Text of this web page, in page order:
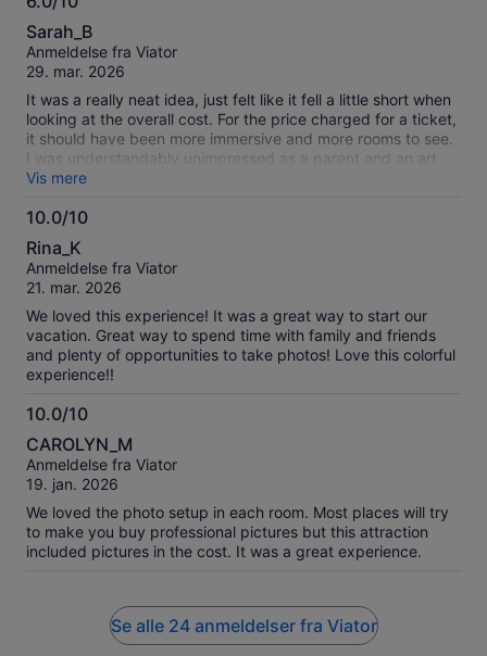
6.0
ud
af
Sarah_B
Anmeldelse fra Viator
29. mar. 2026
It was a really neat idea, just felt like it fell a little short when
looking at the overall cost. For the price charged for a ticket,
it should have been more immersive and more rooms to see.
I was understandably unimpressed as a parent and an art
teacher. Had so much potential!
Vis mere
10.0/10
10.0
ud
af
Rina_K
Anmeldelse fra Viator
21. mar. 2026
We loved this experience! It was a great way to start our
vacation. Great way to spend time with family and friends
and plenty of opportunities to take photos! Love this colorful
experience!!
10.0/10
10.0
ud
af
CAROLYN_M
Anmeldelse fra Viator
19. jan. 2026
We loved the photo setup in each room. Most places will try
to make you buy professional pictures but this attraction
included pictures in the cost. It was a great experience.
Se alle 24 anmeldelser fra Viator